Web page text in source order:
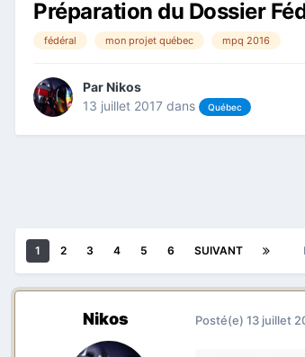
Préparation du Dossier
fédéral mon projet québec mpq 2016
ParNikos
13 juillet 2017 dans Québec
1 2 3 4 5 6 SUIVANT
Nikos Posté(e) 13 juillet